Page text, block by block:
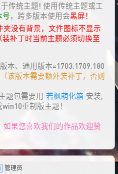
传统主题! 使用传统主题或工
号，跨多版本使用会黑屏！
夹没有背景，文件图标不显示
补丁时当前主题必须切换至
本、通用版本=1703.1709.180
该版本需要额外装补丁，否则
题包需要用 若枫萌化箱 安装,
重制版主题！
如果您喜欢我们的作品欢迎赞
管理员